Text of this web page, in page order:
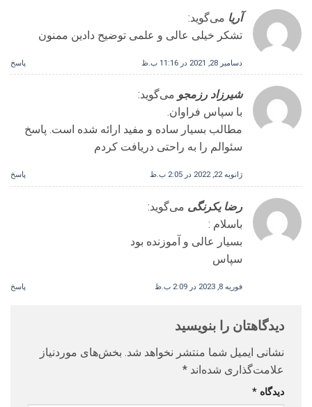
آریا می‌گوید:
تشکر خیلی عالی و علمی توضیح دادین ممنون
دسامبر 28, 2021 در 11:16 ب.ظ پاسخ
شیرزاد رزمجو می‌گوید:
با سپاس فراوان.
مطالب بسیار ساده و مفید ارائه شده است. پاسخ
سئوالم را به راحتی دریافت کردم
ژانویه 22, 2022 در 2:05 ب.ظ پاسخ
رضا یکرنگی می‌گوید:
باسلام :
بسیار عالی و آموزنده بود
سپاس
فوریه 8, 2023 در 2:09 ب.ظ پاسخ
دیدگاهتان را بنویسید
نشانی ایمیل شما منتشر نخواهد شد. بخش‌های موردنیاز
علامت‌گذاری شده‌اند *
دیدگاه *